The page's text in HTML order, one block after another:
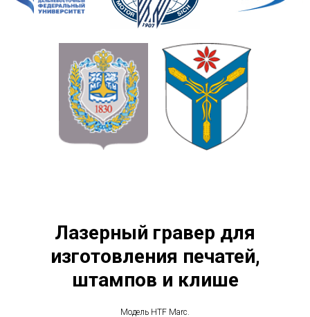
Лазерный гравер для
изготовления печатей,
штампов и клише
Модель HTF Marc.